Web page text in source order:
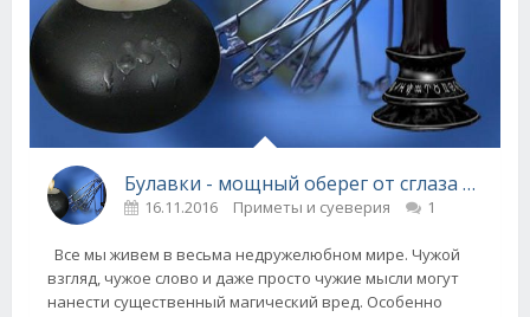
Булавки - мощный оберег от сглаза и зависти
16.11.2016 Приметы и суеверия 1
Все мы живем в весьма недружелюбном мире. Чужой
взгляд, чужое слово и даже просто чужие мысли могут
нанести существенный магический вред. Особенно